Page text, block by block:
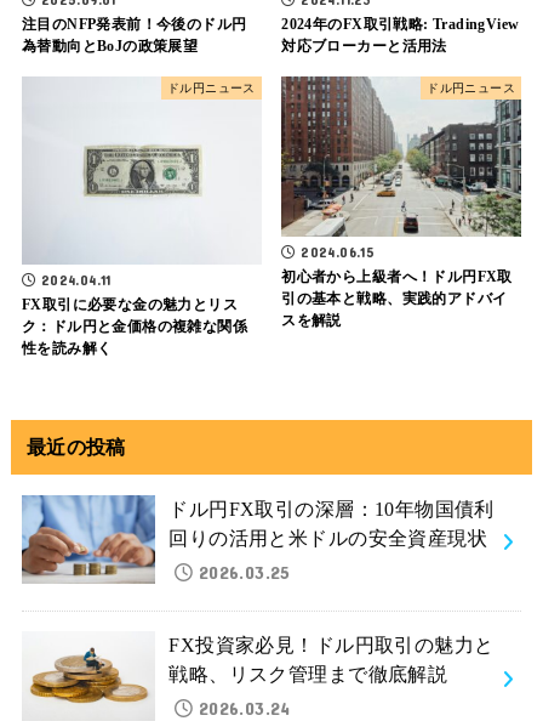
注目のNFP発表前！今後のドル円
為替動向とBoJの政策展望
2024年のFX取引戦略: TradingView
対応ブローカーと活用法
ドル円ニュース
2024.04.11
FX取引に必要な金の魅力とリス
ク：ドル円と金価格の複雑な関係
性を読み解く
ドル円ニュース
2024.06.15
初心者から上級者へ！ドル円FX取
引の基本と戦略、実践的アドバイ
スを解説
最近の投稿
ドル円FX取引の深層：10年物国債利
回りの活用と米ドルの安全資産現状
2026.03.25
FX投資家必見！ドル円取引の魅力と
戦略、リスク管理まで徹底解説
2026.03.24